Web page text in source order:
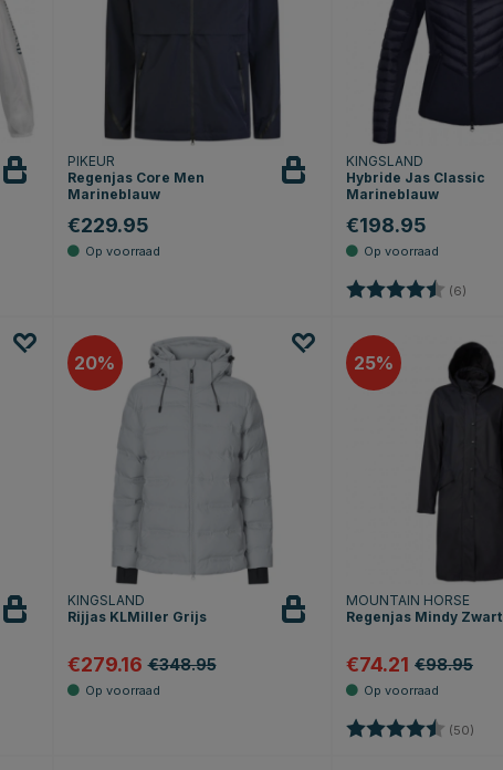
PIKEUR
Regenjas Core Men
Marineblauw
€229.95
KINGSLAND
Hybride Jas Classic
Marineblauw
€198.95
Beoordeling: (6)
20
KINGSLAND
Rijjas KLMiller Grijs
€279.16 €348.95
25
MOUNTAIN HORSE
Regenjas Mindy Zwart
€74.21 €98.95
Beoordeling: (50)